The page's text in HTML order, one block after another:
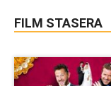
FILM STASERA